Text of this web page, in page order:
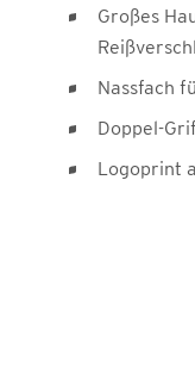
Großes
Nassfach
Doppel-
Logoprint